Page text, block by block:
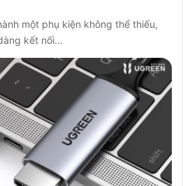
một phụ kiện không thể thiếu,
kết nối…